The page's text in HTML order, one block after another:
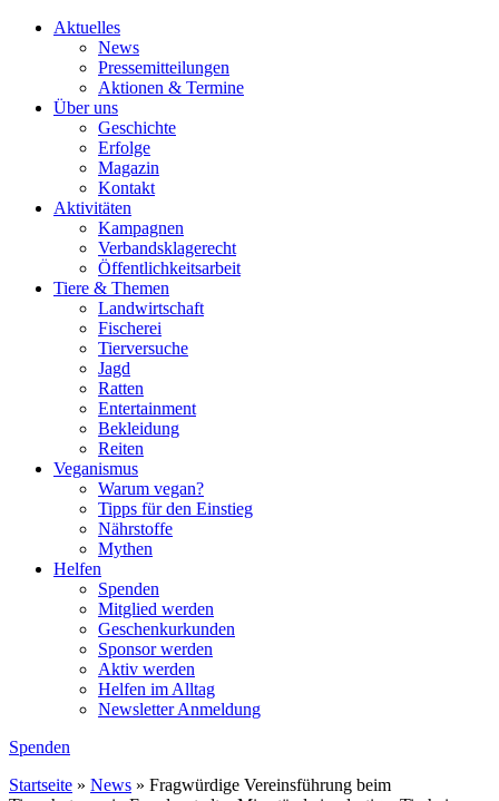
Aktuelles
News
Pressemitteilungen
Aktionen & Termine
Über uns
Geschichte
Erfolge
Magazin
Kontakt
Aktivitäten
Kampagnen
Verbandsklagerecht
Öffentlichkeitsarbeit
Tiere & Themen
Landwirtschaft
Fischerei
Tierversuche
Jagd
Ratten
Entertainment
Bekleidung
Reiten
Veganismus
Warum vegan?
Tipps für den Einstieg
Nährstoffe
Mythen
Helfen
Spenden
Mitglied werden
Geschenkurkunden
Sponsor werden
Aktiv werden
Helfen im Alltag
Newsletter Anmeldung
Spenden
Startseite » News » Fragwürdige Vereinsführung beim